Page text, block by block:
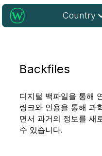
Country
Backfiles
디지털 백파일을 통해
링크와 인용을 통해 과
면서 과거의 정보를 새
수 있습니다.